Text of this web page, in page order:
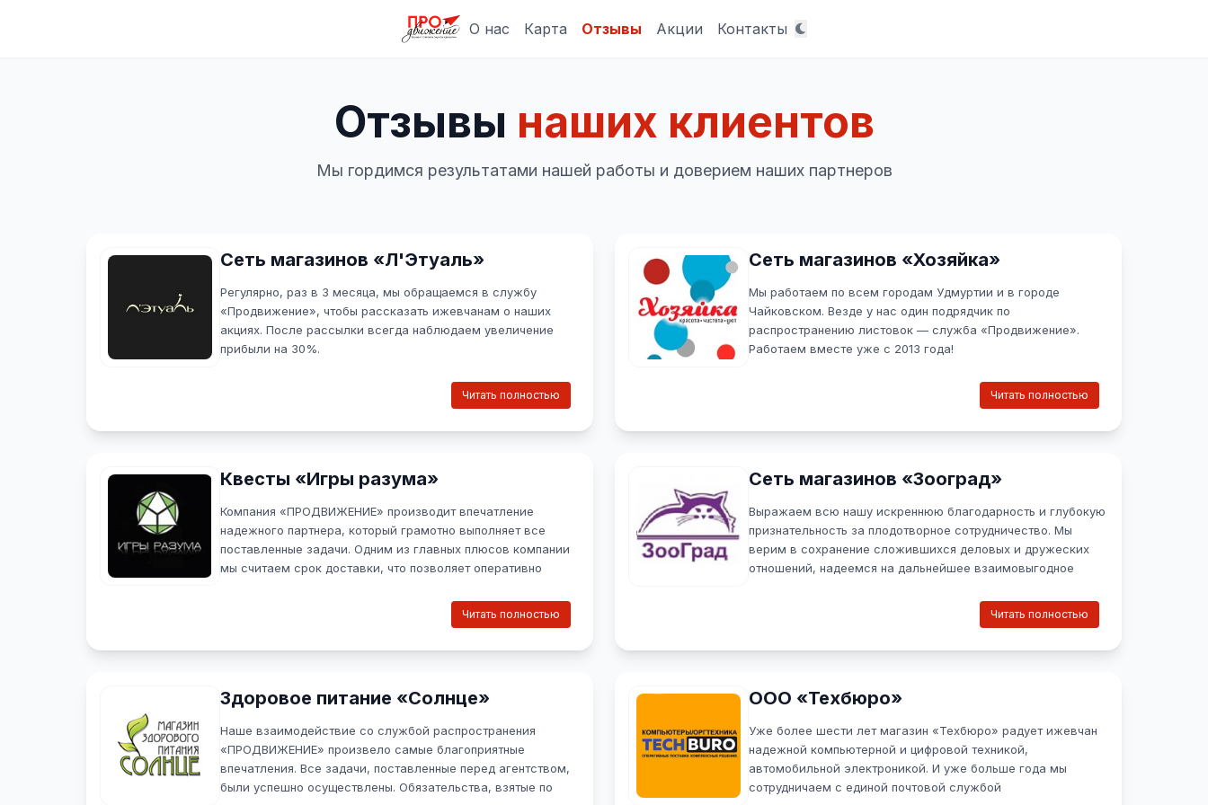
О нас Карта Отзывы Акции Контакты
Отзывы наших клиентов
Мы гордимся результатами нашей работы и доверием наших партнеров
Сеть магазинов «Л'Этуаль»
Регулярно, раз в 3 месяца, мы обращаемся в службу
«Продвижение», чтобы рассказать ижевчанам о наших
акциях. После рассылки всегда наблюдаем увеличение
прибыли на 30%.
всегда четко срабатывает и быстро реагирует на запросы,
даже если рекламную кампанию нам нужно запустить
срочно.
Читать полностью
Сеть магазинов «Хозяйка»
Мы работаем по всем городам Удмуртии и в городе
Чайковском. Везде у нас один подрядчик по
распространению листовок — служба «Продвижение».
Работаем вместе уже с 2013 года!
сети. И каждый раз после рассылки продажи растут
процентов на 40. В общем для нас реклама на листовках —
самый эффективный рекламный инструмент!
Читать полностью
Квесты «Игры разума»
Компания «ПРОДВИЖЕНИЕ» производит впечатление
надежного партнера, который грамотно выполняет все
поставленные задачи. Одним из главных плюсов компании
мы считаем срок доставки, что позволяет оперативно
Читать полностью
Сеть магазинов «Зооград»
Выражаем всю нашу искреннюю благодарность и глубокую
признательность за плодотворное сотрудничество. Мы
верим в сохранение сложившихся деловых и дружеских
отношений, надеемся на дальнейшее взаимовыгодное
Читать полностью
Здоровое питание «Солнце»
Наше взаимодействие со службой распространения
«ПРОДВИЖЕНИЕ» произвело самые благоприятные
впечатления. Все задачи, поставленные перед агентством,
были успешно осуществлены. Обязательства, взятые по
ООО «Техбюро»
Уже более шести лет магазин «Техбюро» радует ижевчан
надежной компьютерной и цифровой техникой,
автомобильной электроникой. И уже больше года мы
сотрудничаем с единой почтовой службой